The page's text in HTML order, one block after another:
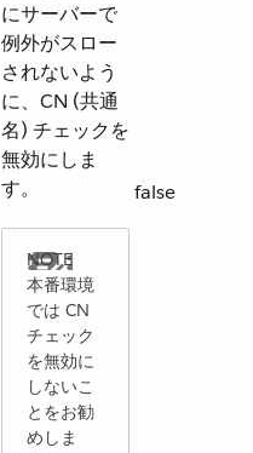
にサーバーで
例外がスロー
されないよう
に、CN (共通
名) チェックを
無効にしま
す。
本番環境
では CN
チェック
を無効に
しないこ
とをお勧
めしま
false